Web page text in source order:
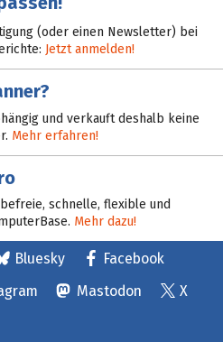
(oder einen Newsletter) bei
Jetzt anmelden!
und verkauft deshalb keine
Mehr erfahren!
schnelle, flexible und
Mehr dazu!
Bluesky
Facebook
Mastodon
X